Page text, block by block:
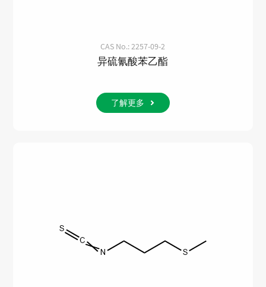
CAS No.: 2257-09-2
异硫氰酸苯乙酯
了解更多